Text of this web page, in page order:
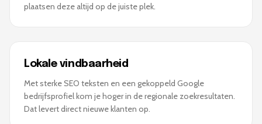
plaatsen deze altijd op de juiste plek.
Lokale vindbaarheid
Met sterke SEO teksten en een gekoppeld Google
bedrijfsprofiel kom je hoger in de regionale zoekresultaten.
Dat levert direct nieuwe klanten op.